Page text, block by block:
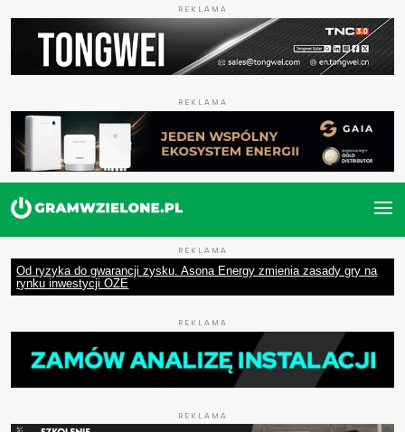
REKLAMA
REKLAMA
REKLAMA
Od ryzyka do gwarancji zysku. Asona Energy zmienia zasady gry na
rynku inwestycji OZE
REKLAMA
REKLAMA